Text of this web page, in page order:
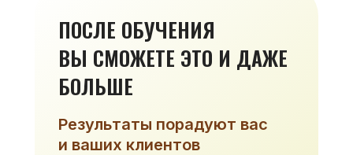
Результаты порадуют вас
и ваших клиентов
ПОСЛЕ ОБУЧЕНИЯ
ВЫ СМОЖЕТЕ ЭТО И ДАЖЕ
БОЛЬШЕ